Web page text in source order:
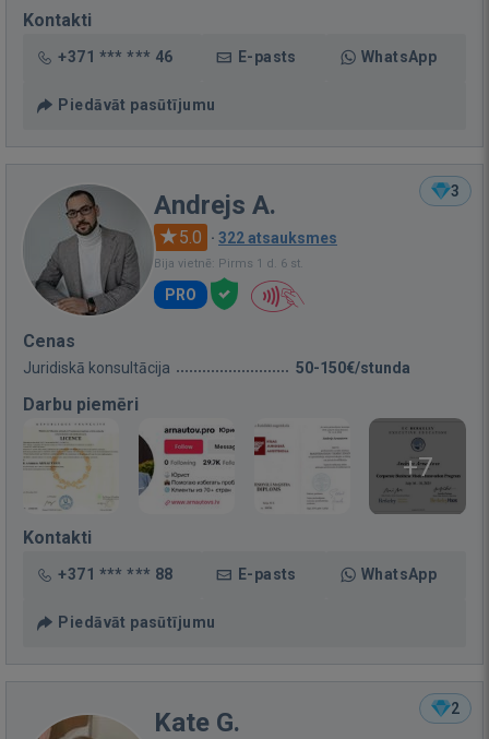
Kontakti
+371 *** *** 46 E-pasts WhatsApp
Piedāvāt pasūtījumu
3
Andrejs A.
5.0 · 322 atsauksmes
Bija vietnē: Pirms 1 d. 6 st.
PRO
Cenas
Juridiskā konsultācija 50-150€/stunda
Darbu piemēri
+7
Kontakti
+371 *** *** 88 E-pasts WhatsApp
Piedāvāt pasūtījumu
2
Kate G.